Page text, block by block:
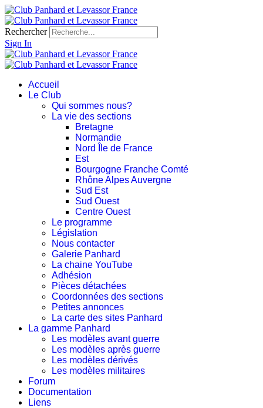
Rechercher
Sign In
Accueil
Le Club
Qui sommes nous?
La vie des sections
Bretagne
Normandie
Nord Île de France
Est
Bourgogne Franche Comté
Rhône Alpes Auvergne
Sud Est
Sud Ouest
Centre Ouest
Le programme
Législation
Nous contacter
Galerie Panhard
La chaine YouTube
Adhésion
Pièces détachées
Coordonnées des sections
Petites annonces
La carte des sites Panhard
La gamme Panhard
Les modèles avant guerre
Les modèles après guerre
Les modèles dérivés
Les modèles militaires
Forum
Documentation
Liens